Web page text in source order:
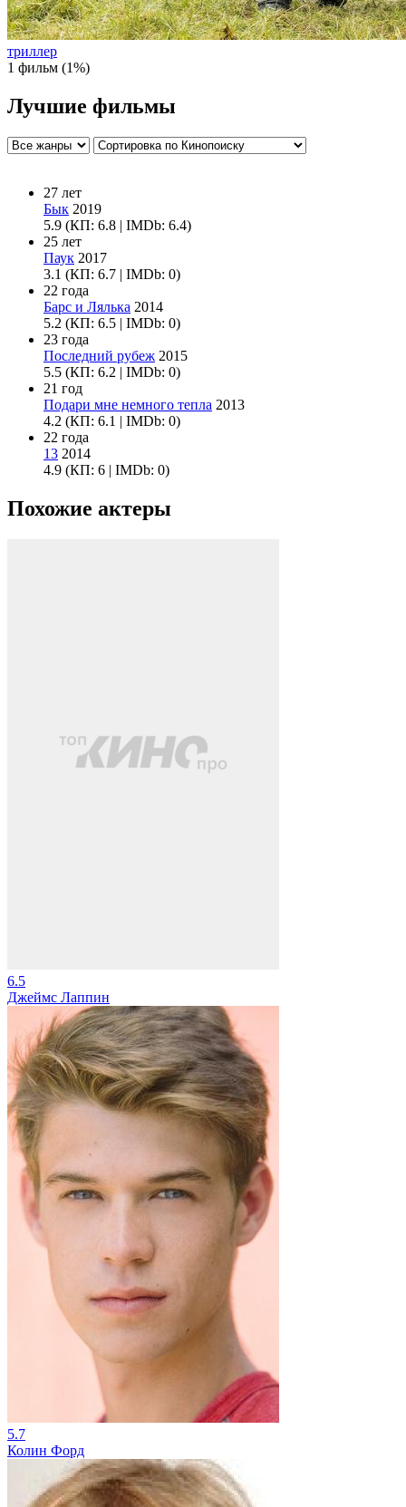
триллер
1 фильм (1%)
Лучшие фильмы
27 лет
Бык 2019
5.9 (КП: 6.8 | IMDb: 6.4)
25 лет
Паук 2017
3.1 (КП: 6.7 | IMDb: 0)
22 года
Барс и Лялька 2014
5.2 (КП: 6.5 | IMDb: 0)
23 года
Последний рубеж 2015
5.5 (КП: 6.2 | IMDb: 0)
21 год
Подари мне немного тепла 2013
4.2 (КП: 6.1 | IMDb: 0)
22 года
13 2014
4.9 (КП: 6 | IMDb: 0)
Похожие актеры
6.5
Джеймс Лаппин
5.7
Колин Форд